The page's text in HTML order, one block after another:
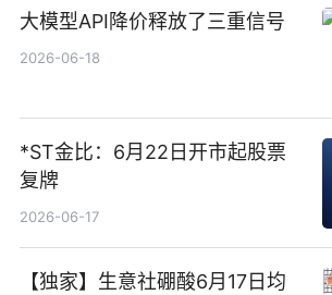
大模型API降价释放了三重信号
2026-06-18
*ST金比：6月22日开市起股票
复牌
2026-06-17
【独家】生意社硼酸6月17日均